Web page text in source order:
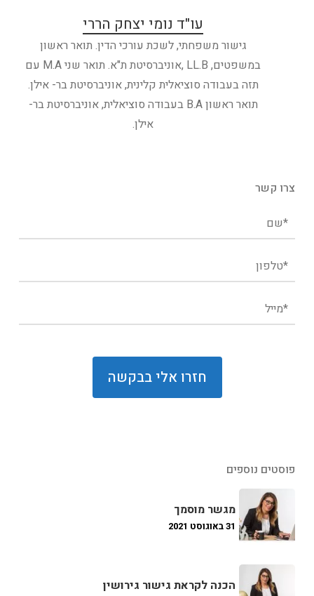
עו"ד נומי יצחק הררי
גישור משפחתי, לשכת עורכי הדין. תואר ראשון
במשפטים, LL.B ,אוניברסיטת ת"א. תואר שני M.A עם
תזה בעבודה סוציאלית קלינית, אוניברסיטת בר- אילן.
תואר ראשון B.A בעבודה סוציאלית, אוניברסיטת בר-
אילן.
צרו קשר
פוסטים נוספים
מגשר מוסמך
31 באוגוסט 2021
הכנה לקראת גישור גירושין